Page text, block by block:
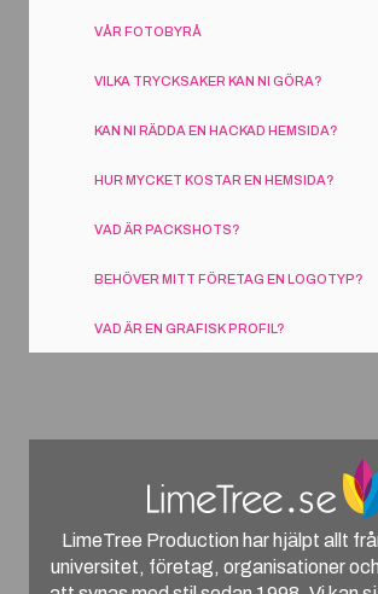
VÅR FOTOBYRÅ
VILKA TRYCKSAKER KAN NI GÖRA?
KAN NI RÄDDA EN HACKAD HEMSIDA?
HUR MYCKET KOSTAR EN HEMSIDA?
VAD ÄR PACKSHOTS?
BEHÖVER MITT FÖRETAG EN LOGOTYP?
VAD ÄR EN GRAFISK PROFIL?
LimeTree Production har hjälpt allt
universitet, företag, organisationer